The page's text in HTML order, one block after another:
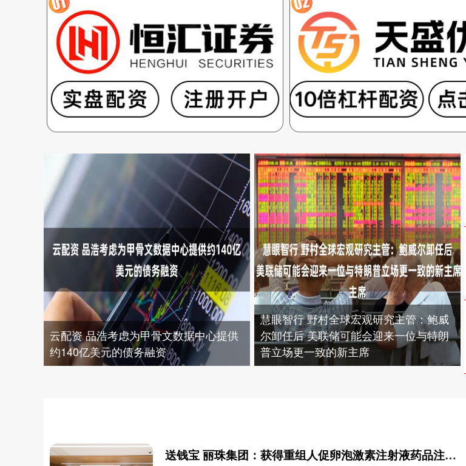
云配资 品浩考虑为甲骨文数据中心提供
约140亿美元的债务融资
慧眼智行 野村全球宏观研究主管：鲍威
尔卸任后 美联储可能会迎来一位与特朗
普立场更一致的新主席
送钱宝 丽珠集团：获得重组人促卵泡激素注射液药品注册证书